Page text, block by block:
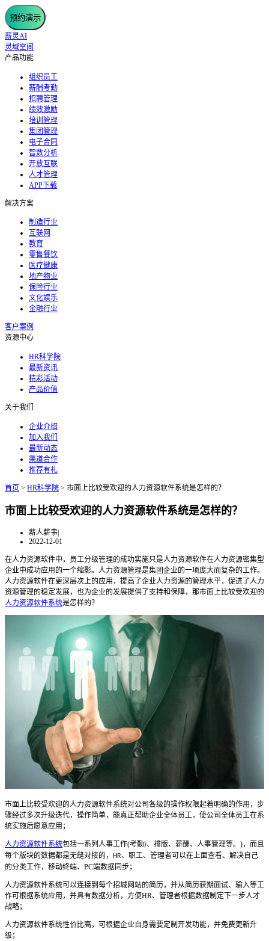
预约演示
薪灵AI
灵域空间
产品功能
组织员工
薪酬考勤
招聘管理
绩效激励
培训管理
集团管理
电子合同
智数分析
开放互联
人才管理
APP下载
解决方案
制造行业
互联网
教育
零售餐饮
医疗健康
地产物业
保险行业
文化娱乐
金融行业
客户案例
资源中心
HR科学院
最新资讯
精彩活动
产品价值
关于我们
企业介绍
加入我们
最新动态
渠道合作
推荐有礼
首页 > HR科学院 > 市面上比较受欢迎的人力资源软件系统是怎样的？
市面上比较受欢迎的人力资源软件系统是怎样的？
薪人薪事|
2022-12-01
在人力资源软件中，员工分级管理的成功实施只是人力资源软件在人力资源密集型
企业中成功应用的一个缩影。人力资源管理是集团企业的一项庞大而复杂的工作。
人力资源软件在更深层次上的应用，提高了企业人力资源的管理水平，促进了人力
资源管理的稳定发展，也为企业的发展提供了支持和保障，那市面上比较受欢迎的
人力资源软件系统是怎样的？
市面上比较受欢迎的人力资源软件系统对公司各级的操作权限起着明确的作用，步
骤经过多次升级迭代，操作简单，能真正帮助企业全体员工，使公司全体员工在系
统实施后愿意应用；
人力资源软件系统包括一系列人事工作(考勤)、 排版、 薪酬、 人事管理等。 )，而且
每个版块的数据都是无缝对接的， HR、 职工、 管理者可以在上面查看、 解决自己
的分类工作，移动终端、 PC端数据同步；
人力资源软件系统可以连接到每个招城网站的简历，并从简历获期面试、 输入等工
作可根据系统应用，并具有数据分析，方便HR、 管理者根据数据制定下一步人才
战略；
人力资源软件系统性价比高，可根据企业自身需要定制开发功能，并免费更新升
级；